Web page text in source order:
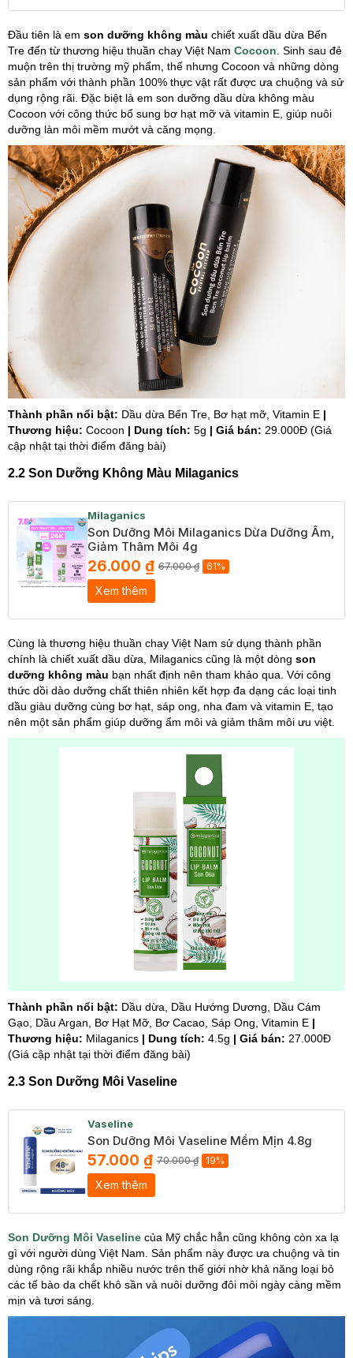
Đầu tiên là em son dưỡng không màu chiết xuất dầu dừa Bến
Tre đến từ thương hiệu thuần chay Việt Nam Cocoon . Sinh sau đẻ
muộn trên thị trường mỹ phẩm, thế nhưng Cocoon và những dòng
sản phẩm với thành phần 100% thực vật rất được ưa chuộng và sử
dụng rộng rãi. Đặc biệt là em son dưỡng dầu dừa không màu
Cocoon với công thức bổ sung bơ hạt mỡ và vitamin E, giúp nuôi
dưỡng làn môi mềm mướt và căng mọng.
Thành phần nổi bật: Dầu dừa Bến Tre, Bơ hạt mỡ, Vitamin E |
Thương hiệu: Cocoon | Dung tích: 5g | Giá bán: 29.000Đ (Giá
cập nhật tại thời điểm đăng bài)
2.2 Son Dưỡng Không Màu Milaganics
Milaganics
Son Dưỡng Môi Milaganics Dừa Dưỡng Ẩm,
Giảm Thâm Môi 4g
26.000 ₫ 67.000 ₫ 61%
Xem thêm
Cùng là thương hiệu thuần chay Việt Nam sử dụng thành phần
chính là chiết xuất dầu dừa, Milaganics cũng là một dòng son
dưỡng không màu bạn nhất định nên tham khảo qua. Với công
thức dồi dào dưỡng chất thiên nhiên kết hợp đa dạng các loại tinh
dầu giàu dưỡng cùng bơ hạt, sáp ong, nha đam và vitamin E, tạo
nên một sản phẩm giúp dưỡng ẩm môi và giảm thâm môi ưu việt.
Thành phần nổi bật: Dầu dừa, Dầu Hướng Dương, Dầu Cám
Gạo, Dầu Argan, Bơ Hạt Mỡ, Bơ Cacao, Sáp Ong, Vitamin E |
Thương hiệu: Milaganics | Dung tích: 4.5g | Giá bán: 27.000Đ
(Giá cập nhật tại thời điểm đăng bài)
2.3 Son Dưỡng Môi Vaseline
Vaseline
Son Dưỡng Môi Vaseline Mềm Mịn 4.8g
57.000 ₫ 70.000 ₫ 19%
Xem thêm
Son Dưỡng Môi Vaseline của Mỹ chắc hẳn cũng không còn xa lạ
gì với người dùng Việt Nam. Sản phẩm này được ưa chuộng và tin
dùng rộng rãi khắp nhiều nước trên thế giới nhờ khả năng loại bỏ
các tế bào da chết khô sần và nuôi dưỡng đôi môi ngày càng mềm
mịn và tươi sáng.